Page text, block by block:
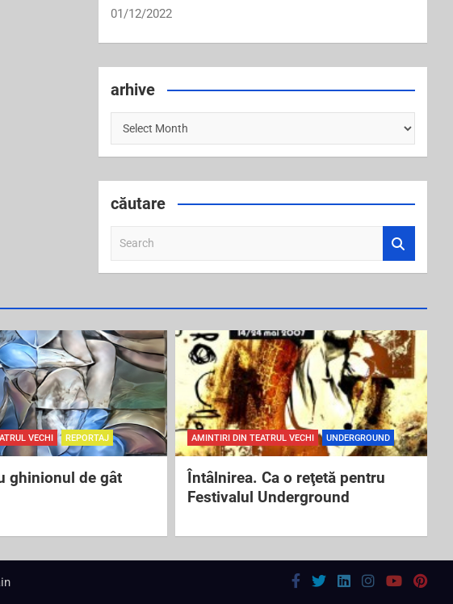
01/12/2022
arhive
arhive
căutare
a
h
VECHI REPORTAJ
ghinionul de gât
AMINTIRI DIN TEATRUL VECHI UNDERGROUND
Întâlnirea. Ca o reţetă pentru
Festivalul Underground